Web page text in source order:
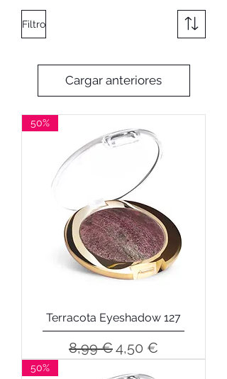
Filtro
Cargar anteriores
50%
Terracota Eyeshadow 127
Precio
8,99 €Precio de oferta
4,50 €
50%